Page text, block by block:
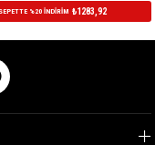
%20 İNDİRİM ₺1283,92